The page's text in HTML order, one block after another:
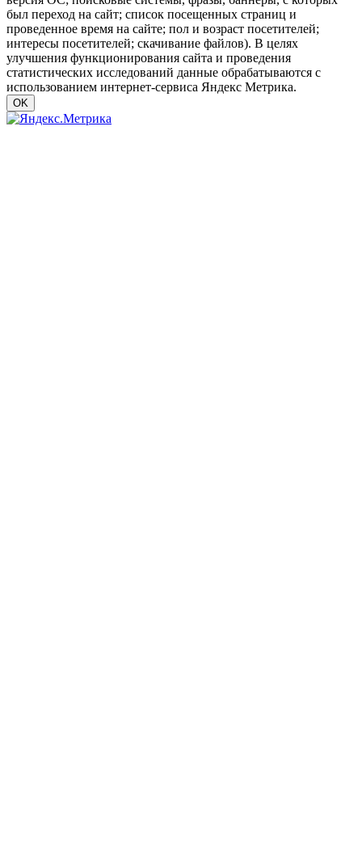
был переход на сайт; список посещенных страниц и
проведенное время на сайте; пол и возраст посетителей;
интересы посетителей; скачивание файлов). В целях
улучшения функционирования сайта и проведения
статистических исследований данные обрабатываются с
использованием интернет-сервиса Яндекс Метрика.
OK